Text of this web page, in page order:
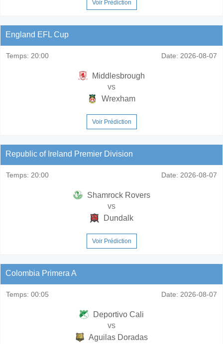
Voir Prédiction
England EFL Cup
Temps: 20:00 Date: 2026-08-07
Middlesbrough
vs
Wrexham
Voir Prédiction
Republic of Ireland Premier Division
Temps: 20:00 Date: 2026-08-07
Shamrock Rovers
vs
Dundalk
Voir Prédiction
Colombia Primera A
Temps: 00:05 Date: 2026-08-07
Deportivo Cali
vs
Aguilas Doradas